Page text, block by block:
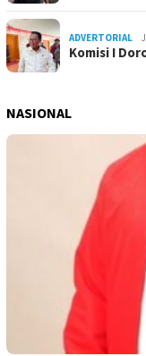
ADVERTORIAL
Komisi I
NASIONAL